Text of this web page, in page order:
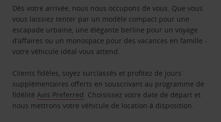
Dès votre arrivée, nous nous occupons de vous. Que vous
vous laissiez tenter par un modèle compact pour une
escapade urbaine, une élégante berline pour un voyage
d’affaires ou un monospace pour des vacances en famille -
votre véhicule idéal vous attend.
Clients fidèles, soyez surclassés et profitez de jours
supplémentaires offerts en souscrivant au programme de
fidélitéAvis Preferred. Choisissez votre date de départ et
nous mettrons votre véhicule de location à disposition.